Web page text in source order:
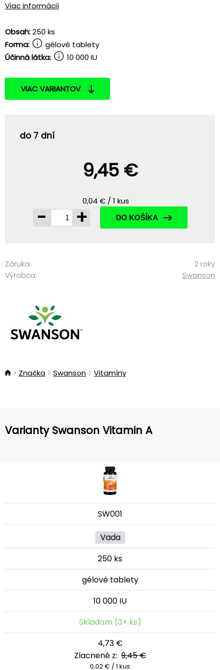
Viac informácií
Obsah:250 ks
Forma:
gélové tablety
Účinná látka:
10 000 IU
VIAC VARIANTOV
do 7 dní
9,45 €
0,04 € / 1 kus
- + DO KOŠÍKA
Záruka:
2 roky
Výrobca:
Swanson
Značka Swanson Vitamíny
Varianty Swanson Vitamin A
SW001
Vada
250 ks
gélové tablety
10 000 IU
Skladom (3+ ks)
4,73 €
Zlacnené z:9,45 €
0,02 € / 1 kus